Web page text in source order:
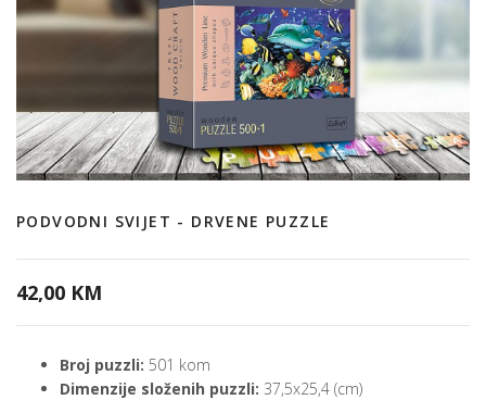
PODVODNI SVIJET - DRVENE PUZZLE
42,00 KM
Broj puzzli: 501 kom
Dimenzije složenih puzzli: 37,5x25,4 (cm)